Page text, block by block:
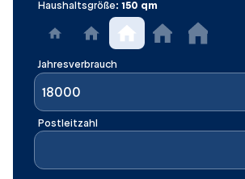
Haushaltsgröße: 150 qm
Jahresverbrauch
Postleitzahl